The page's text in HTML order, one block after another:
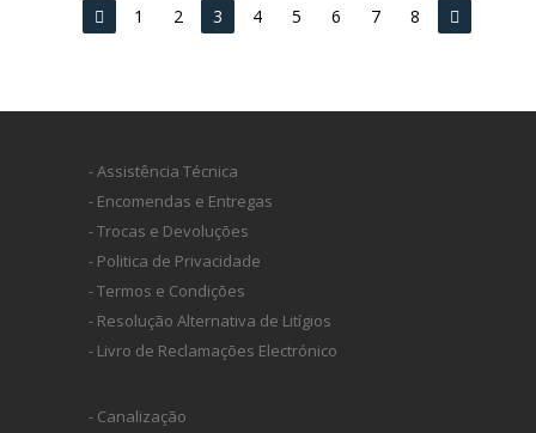
1 2 3 4 5 6 7 8
- Assistência Técnica
- Encomendas e Entregas
- Trocas e Devoluções
- Politica de Privacidade
- Termos e Condições
- Resolução Alternativa de Litígios
- Livro de Reclamações Electrónico
- Canalização